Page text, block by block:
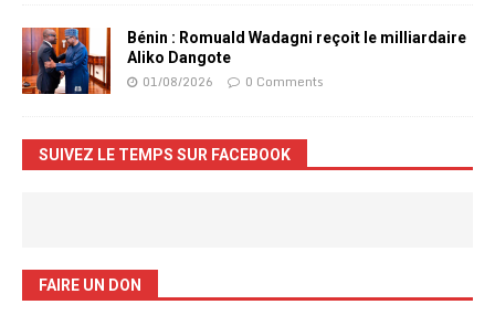
Bénin : Romuald Wadagni reçoit le milliardaire
Aliko Dangote
01/08/2026 0 Comments
SUIVEZ LE TEMPS SUR FACEBOOK
FAIRE UN DON